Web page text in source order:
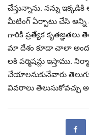
చేస్తున్నాను. నన్ను
మీటింగ్ ఏర్పాటు చేసి
గారికి ప్రత్యేక
మా దేశం కూడా చాలా
లకి పర్మిషన్లు ఇస్తాము.
చేయాలనుకునేవారు
వివరాలు తెలుసుకోవచ్చు